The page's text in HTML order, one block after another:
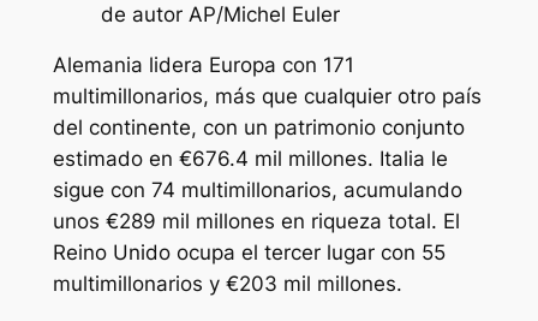
de autor AP/Michel Euler
Alemania lidera Europa con 171
multimillonarios, más que cualquier otro país
del continente, con un patrimonio conjunto
estimado en €676.4 mil millones. Italia le
sigue con 74 multimillonarios, acumulando
unos €289 mil millones en riqueza total. El
Reino Unido ocupa el tercer lugar con 55
multimillonarios y €203 mil millones.